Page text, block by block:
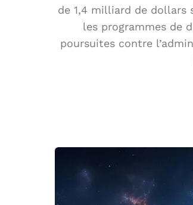
de 1,4 milliard de dollars
les programmes de
poursuites contre